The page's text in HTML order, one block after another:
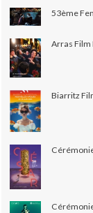
53ème
Arras Film
Biarritz